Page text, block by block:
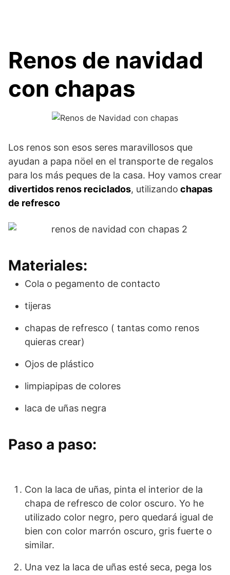
Renos de navidad
con chapas
Los renos son esos seres maravillosos que
ayudan a papa nöel en el transporte de regalos
para los más peques de la casa. Hoy vamos crear
divertidos renos reciclados, utilizando chapas
de refresco
Materiales:
Cola o pegamento de contacto
tijeras
chapas de refresco ( tantas como renos
quieras crear)
Ojos de plástico
limpiapipas de colores
laca de uñas negra
Paso a paso:
Con la laca de uñas, pinta el interior de la
chapa de refresco de color oscuro. Yo he
utilizado color negro, pero quedará igual de
bien con color marrón oscuro, gris fuerte o
similar.
Una vez la laca de uñas esté seca, pega los